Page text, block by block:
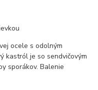
ocele s odolným
kastról je so sendvičovým
sporákov. Balenie